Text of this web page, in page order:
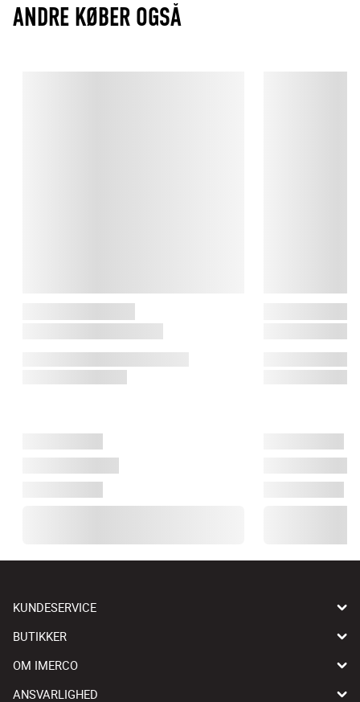
ANDRE KØBER OGSÅ
KUNDESERVICE
BUTIKKER
OM IMERCO
ANSVARLIGHED